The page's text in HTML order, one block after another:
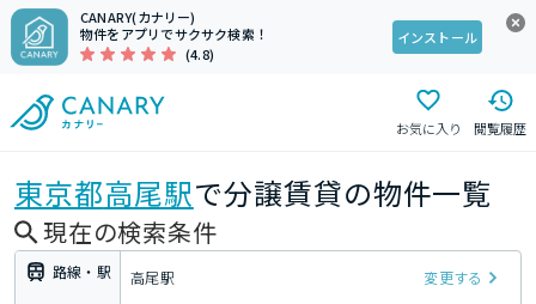
CANARY(カナリー)
物件をアプリでサクサク検索！
(4.8)
インストール
お気に入り 閲覧履歴
東京都高尾駅で分譲賃貸の物件一覧
現在の検索条件
路線・駅 高尾駅 変更する